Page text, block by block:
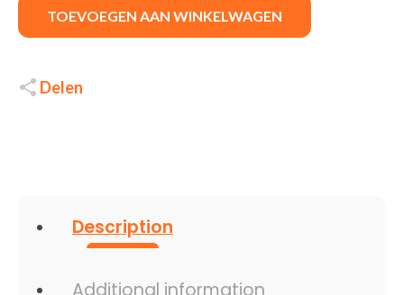
naar
USB
|
TOEVOEGEN AAN WINKELWAGEN
Delen
Description
Additional information